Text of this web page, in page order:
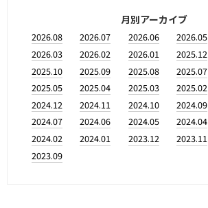
月別アーカイブ
2026.08 2026.07 2026.06 2026.05
2026.03
2026.02 2026.01 2025.12
2025.10
2025.09 2025.08 2025.07
2025.05
2025.04 2025.03 2025.02
2024.12
2024.11 2024.10 2024.09
2024.07
2024.06 2024.05 2024.04
2024.02
2024.01 2023.12 2023.11
2023.09